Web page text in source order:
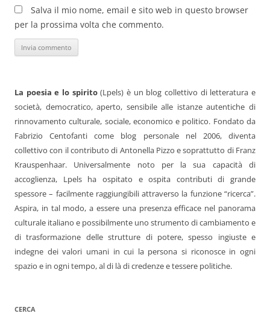
Salva il mio nome, email e sito web in questo browser
per la prossima volta che commento.
La poesia e lo spirito(Lpels) è un blog collettivo di letteratura e
società, democratico, aperto, sensibile alle istanze autentiche di
rinnovamento culturale, sociale, economico e politico. Fondato da
Fabrizio Centofanti come blog personale nel 2006, diventa
collettivo con il contributo di Antonella Pizzo e soprattutto di Franz
Krauspenhaar. Universalmente noto per la sua capacità di
accoglienza, Lpels ha ospitato e ospita contributi di grande
spessore – facilmente raggiungibili attraverso la funzione “ricerca”.
Aspira, in tal modo, a essere una presenza efficace nel panorama
culturale italiano e possibilmente uno strumento di cambiamento e
di trasformazione delle strutture di potere, spesso ingiuste e
indegne dei valori umani in cui la persona si riconosce in ogni
spazio e in ogni tempo, al di là di credenze e tessere politiche.
CERCA